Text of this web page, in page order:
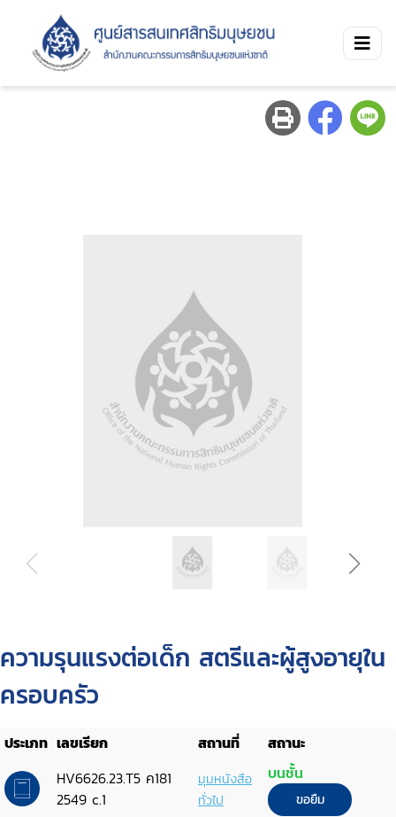
ความรุนแรงต่อเด็ก สตรีและผู้สูงอายุใน
ครอบครัว
ประเภท เลขเรียก สถานที่
สถานะ
HV6626.23.T5 ค181
2549 c.1
มุมหนังสือ
ทั่วไป
บนชั้น
ขอยืม